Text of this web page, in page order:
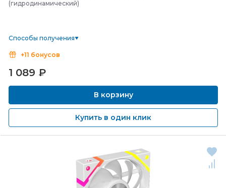
(гидродинамический)
Способы получения
+11 бонусов
1 089 ₽
В корзину
Купить в один клик